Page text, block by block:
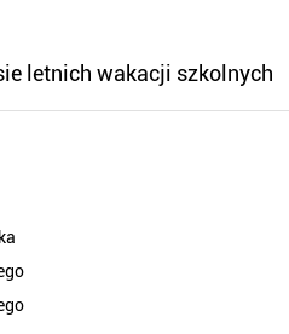
letnich wakacji szkolnych